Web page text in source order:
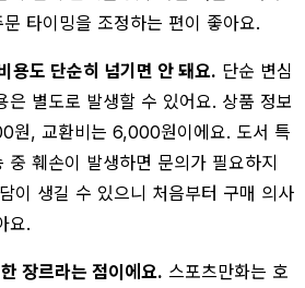
타이밍을 조정하는 편이 좋아요.
용도 단순히 넘기면 안 돼요. 단순 변심
은 별도로 발생할 수 있어요. 상품 정보
원, 교환비는 6,000원이에요. 도서 특
중 훼손이 발생하면 문의가 필요하지
이 생길 수 있으니 처음부터 구매 의사
요.
장르라는 점이에요. 스포츠만화는 호